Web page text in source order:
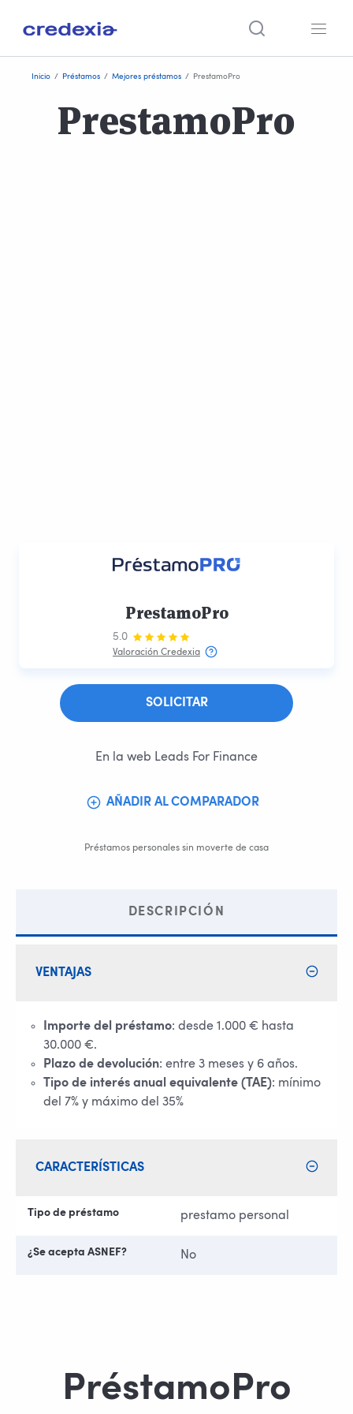
Inicio / Préstamos / Mejores préstamos / PrestamoPro
PrestamoPro
PrestamoPro
5.0
Valoración Credexia
SOLICITAR
En la web Leads For Finance
AÑADIR AL COMPARADOR
Préstamos personales sin moverte de casa
DESCRIPCIÓN
VENTAJAS
Importe del préstamo: desde 1.000 € hasta
30.000 €.
Plazo de devolución: entre 3 meses y 6 años.
Tipo de interés anual equivalente (TAE): mínimo
del 7% y máximo del 35%
CARACTERÍSTICAS
Tipo de préstamo prestamo personal
¿Se acepta ASNEF? No
PréstamoPro